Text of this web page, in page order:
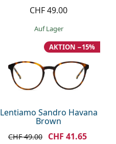
CHF 49.00
auf Lager
Lentiamo Sandro Havana
Brown
AKTION −15%
CHF 49.00 CHF 41.65